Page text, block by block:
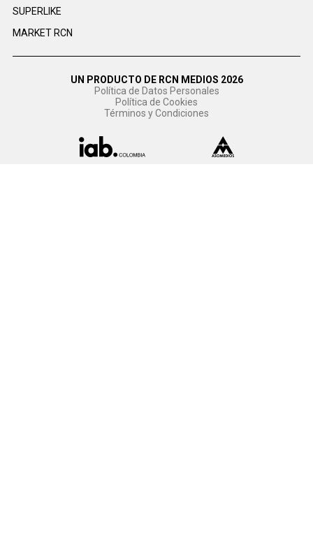
SUPERLIKE
MARKET RCN
UN PRODUCTO DE RCN MEDIOS 2026
Política de Datos Personales
Política de Cookies
Términos y Condiciones